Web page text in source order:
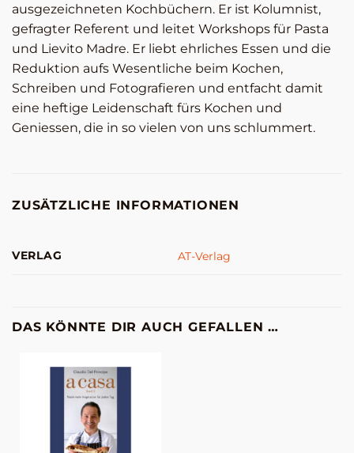
ausgezeichneten Kochbüchern. Er ist Kolumnist,
gefragter Referent und leitet Workshops für Pasta
und Lievito Madre. Er liebt ehrliches Essen und die
Reduktion aufs Wesentliche beim Kochen,
Schreiben und Fotografieren und entfacht damit
eine heftige Leidenschaft fürs Kochen und
Geniessen, die in so vielen von uns schlummert.
ZUSÄTZLICHE INFORMATIONEN
VERLAG AT-Verlag
DAS KÖNNTE DIR AUCH GEFALLEN …